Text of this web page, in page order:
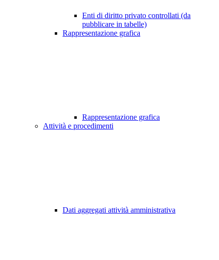
Enti di diritto privato controllati (da
pubblicare in tabelle)
Rappresentazione grafica
Rappresentazione grafica
Attività e procedimenti
Dati aggregati attività amministrativa